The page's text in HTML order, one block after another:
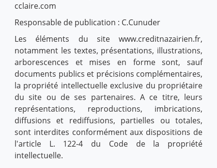
cclaire.com
Responsable de publication : C.Cunuder
Les éléments du site www.creditnazairien.fr,
notamment les textes, présentations, illustrations,
arborescences et mises en forme sont, sauf
documents publics et précisions complémentaires,
la propriété intellectuelle exclusive du propriétaire
du site ou de ses partenaires. A ce titre, leurs
représentations, reproductions, imbrications,
diffusions et rediffusions, partielles ou totales,
sont interdites conformément aux dispositions de
l'article L. 122-4 du Code de la propriété
intellectuelle.